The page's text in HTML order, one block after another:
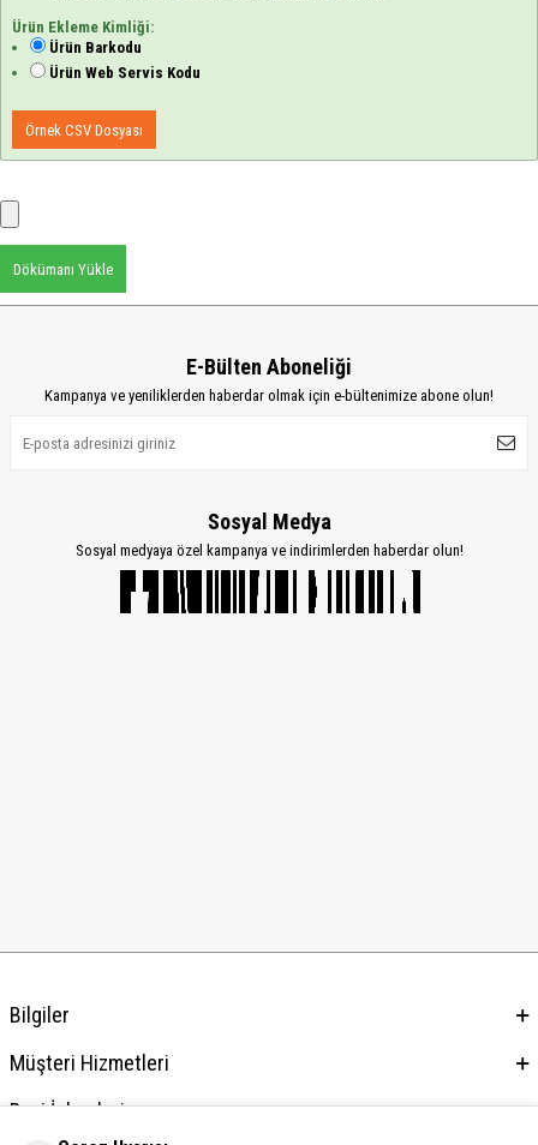
Ürün Ekleme Kimliği:
Ürün Barkodu
Ürün Web Servis Kodu
Örnek CSV Dosyası
Dökümanı Yükle
E-Bülten Aboneliği
Kampanya ve yeniliklerden haberdar olmak için e-bültenimize abone olun!
Sosyal Medya
Sosyal medyaya özel kampanya ve indirimlerden haberdar olun!
Bilgiler
Müşteri Hizmetleri
Bayi İşlemleri